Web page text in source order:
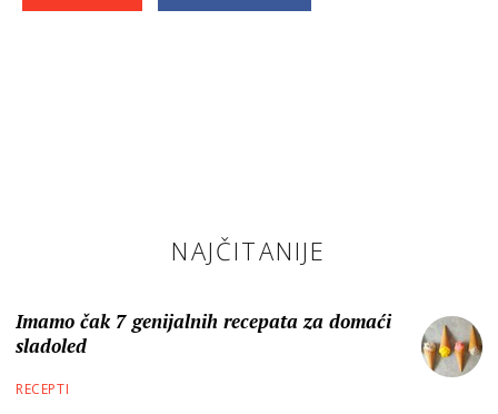
NAJČITANIJE
Imamo čak 7 genijalnih recepata za domaći
sladoled
RECEPTI